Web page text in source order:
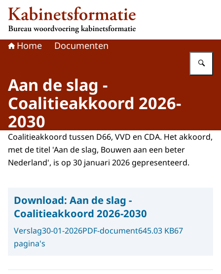
Naar de homepage van Kabinetsformatie
Home Documenten
Aan de slag -
Coalitieakkoord 2026-
2030
Coalitieakkoord tussen D66, VVD en CDA. Het akkoord,
met de titel 'Aan de slag, Bouwen aan een beter
Nederland', is op 30 januari 2026 gepresenteerd.
Download: Aan de slag -
Coalitieakkoord 2026-2030
Verslag30-01-2026PDF-document645.03 KB67
pagina's